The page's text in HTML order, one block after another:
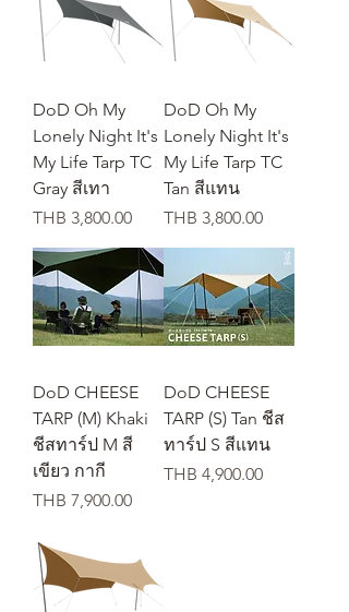
DoD Oh My
Lonely Night It's
My Life Tarp TC
Gray สีเทา
価格
THB 3,800.00
DoD Oh My
Lonely Night It's
My Life Tarp TC
Tan สีแทน
価格
THB 3,800.00
DoD CHEESE
TARP (M) Khaki
ชีสทาร์ป M สี
เขียว กากี
価格
THB 7,900.00
DoD CHEESE
TARP (S) Tan ชีส
ทาร์ป S สีแทน
価格
THB 4,900.00